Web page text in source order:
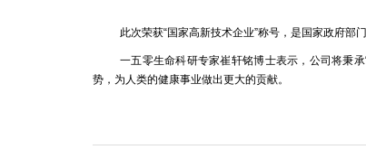
此次荣获“国家高新技术企业”称号，是国家政府部
一五零生命科研专家崔轩铭博士表示，公司将秉
势，为人类的健康事业做出更大的贡献。